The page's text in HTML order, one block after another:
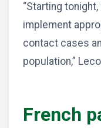
“Starting
implement
contact cases
population,”
French